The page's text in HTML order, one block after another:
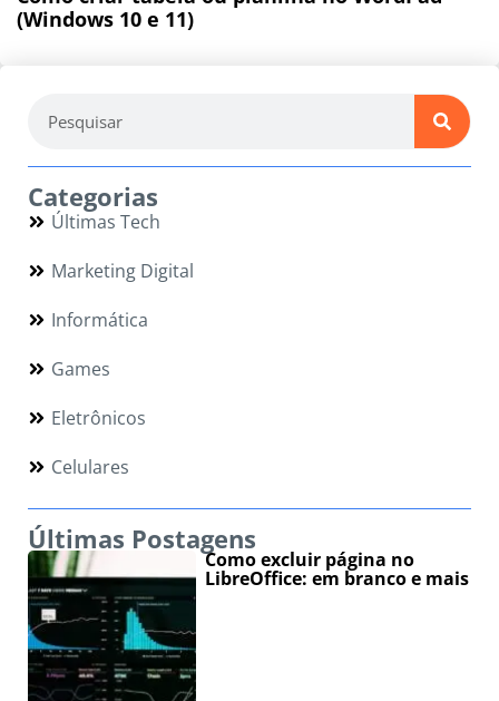
(Windows 10 e 11)
Categorias
Últimas Tech
Marketing Digital
Informática
Games
Eletrônicos
Celulares
Últimas Postagens
Como excluir página no
LibreOffice: em branco e mais